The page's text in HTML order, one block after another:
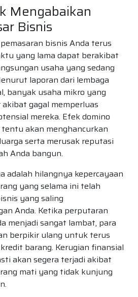
Mengabaikan
Bisnis
bisnis Anda terus
yang lama dapat berakibat
usaha yang sedang
laporan dari lembaga
banyak usaha mikro yang
gagal memperluas
mereka. Efek domino
akan menghancurkan
serta merusak reputasi
Anda bangun.
adalah hilangnya kepercayaan
yang selama ini telah
yang saling
Anda. Ketika perputaran
menjadi sangat lambat, para
berpikir ulang untuk terus
barang. Kerugian finansial
akan segera terjadi akibat
mati yang tidak kunjung